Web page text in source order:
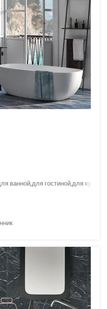
ванной,для гостиной,для кухни